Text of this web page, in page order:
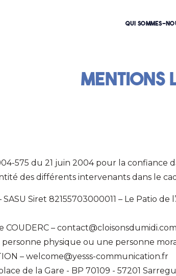
QUI SOMMES-
Mentions
575 du 21 juin 2004 pour la confiance
des différents intervenants dans le
SASU Siret 82155703000011 – Le Patio
COUDERC – contact@cloisonsdumidi.com
physique ou une personne
– welcome@yesss-communication.fr
de la Gare - BP 70109 - 57201